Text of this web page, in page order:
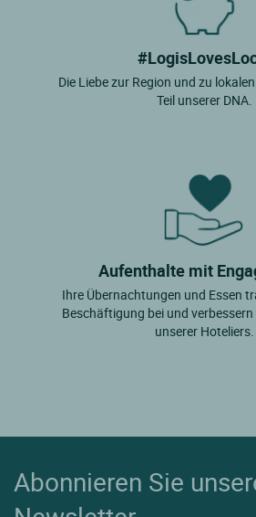
Die Liebe zur Region und zu
Teil unserer DNA.
Aufenthalte mit
Ihre Übernachtungen und Essen
Beschäftigung bei und
unserer Hoteliers.
Abonnieren Sie